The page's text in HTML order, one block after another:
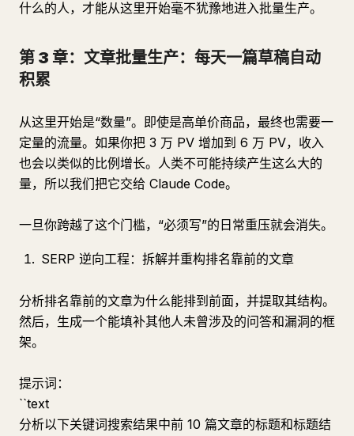
什么的人，才能从这里开始毫不犹豫地进入批量生产。
第 3 章：文章批量生产：每天一篇草稿自动
积累
从这里开始是“数量”。即使是高单价商品，最终也需要一
定量的流量。如果你把 3 万 PV 增加到 6 万 PV，收入
也会以类似的比例增长。人类不可能持续产生这么大的
量，所以我们把它交给 Claude Code。
一旦你跨越了这个门槛，“必须写”的日常重压就会消失。
SERP 逆向工程：拆解并重构排名靠前的文章
分析排名靠前的文章为什么能排到前面，并提取其结构。
然后，生成一个能填补其他人未曾涉及的问答和漏洞的框
架。
提示词：
``text
分析以下关键词搜索结果中前 10 篇文章的标题和标题结